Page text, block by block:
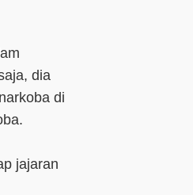
dia
di
jajaran